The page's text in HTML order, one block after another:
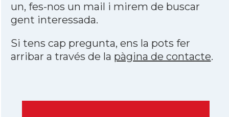
un, fes-nos un mail i mirem de buscar
gent interessada.
Si tens cap pregunta, ens la pots fer
arribar a través de la pàgina de contacte.